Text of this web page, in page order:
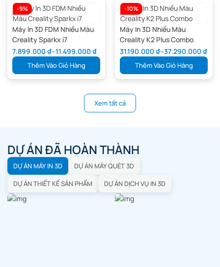
-9%
Máy In 3D FDM Nhiều Màu
Creality Sparkx i7
7.899.000 ₫–11.499.000 ₫
Thêm Vào Giỏ Hàng
-10%
Máy In 3D Nhiều Màu
Creality K2 Plus Combo
31.190.000 ₫–37.290.000 ₫
Thêm Vào Giỏ Hàng
Xem tất cả
DỰ ÁN ĐÃ HOÀN THÀNH
DỰ ÁN MÁY IN 3D
DỰ ÁN MÁY QUÉT 3D
DỰ ÁN THIẾT KẾ SẢN PHẨM
DỰ ÁN DỊCH VỤ IN 3D